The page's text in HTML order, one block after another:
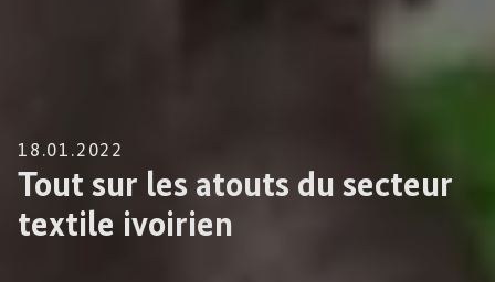
18.01.2022
Tout sur les atouts du secteur
textile ivoirien